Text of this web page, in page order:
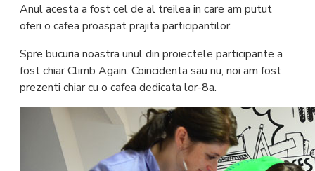
Anul acesta a fost cel de al treilea in care am putut
oferi o cafea proaspat prajita participantilor.
Spre bucuria noastra unul din proiectele participante a
fost chiar Climb Again. Coincidenta sau nu, noi am fost
prezenti chiar cu o cafea dedicata lor-8a.